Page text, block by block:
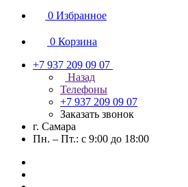
0 Избранное
0 Корзина
+7 937 209 09 07
Назад
Телефоны
+7 937 209 09 07
Заказать звонок
г. Самара
Пн. – Пт.: с 9:00 до 18:00